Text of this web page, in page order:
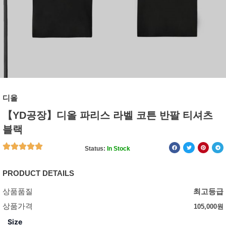
디올
【YD공장】디올 파리스 라벨 코튼 반팔 티셔츠
블랙
Status: In Stock
PRODUCT DETAILS
상품품질
최고등급
상품가격
105,000원
Size